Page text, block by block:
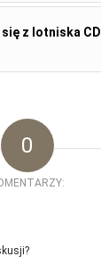
z lotniska
0